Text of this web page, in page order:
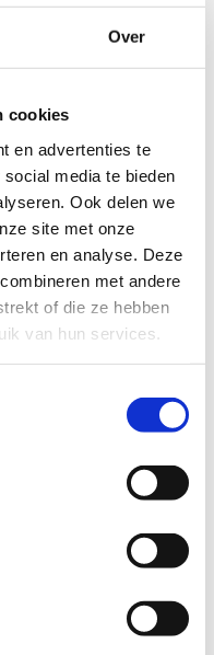
Over
cookies
en advertenties te
media te bieden
Ook delen we
site met onze
en analyse. Deze
met andere
of die ze hebben
van hun services.
is trots op de
het belang van
Tegelijk worden de